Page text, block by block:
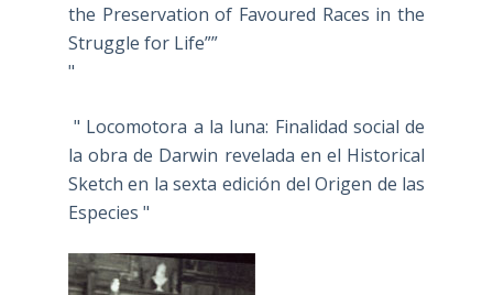
the Preservation of Favoured Races in the
Struggle for Life””
"
" Locomotora a la luna: Finalidad social de
la obra de Darwin revelada en el Historical
Sketch en la sexta edición del Origen de las
Especies "